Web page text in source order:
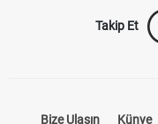
Takip Et
Bize Ulaşın Künye